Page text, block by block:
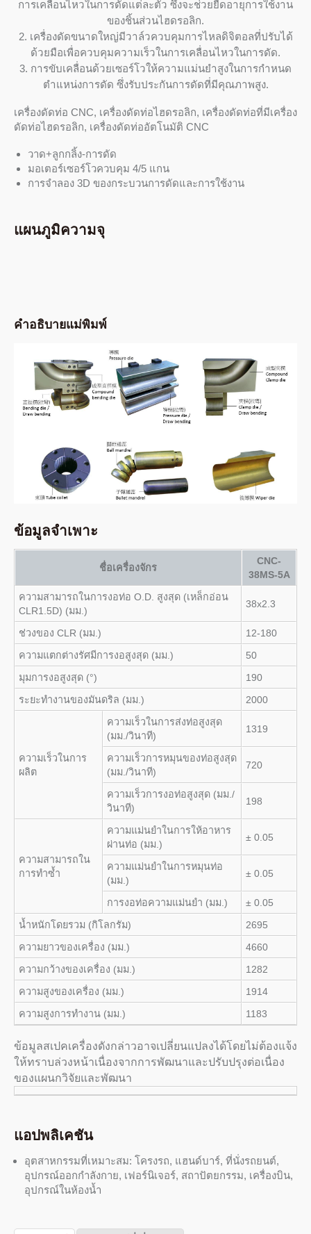
การเคลื่อนไหวในการดัดแต่ละตัว ซึ่งจะช่วยยืดอายุการใช้งาน
ของชิ้นส่วนไฮดรอลิก.
2. เครื่องดัดขนาดใหญ่มีวาล์วควบคุมการไหลดิจิตอลที่ปรับได้
ด้วยมือเพื่อควบคุมความเร็วในการเคลื่อนไหวในการดัด.
3. การขับเคลื่อนด้วยเซอร์โวให้ความแม่นยำสูงในการกำหนด
ตำแหน่งการดัด ซึ่งรับประกันการดัดที่มีคุณภาพสูง.
เครื่องดัดท่อ CNC, เครื่องดัดท่อไฮดรอลิก, เครื่องดัดท่อที่มีเครื่อง
ดัดท่อไฮดรอลิก, เครื่องดัดท่ออัตโนมัติ CNC
วาด+ลูกกลิ้ง-การดัด
มอเตอร์เซอร์โวควบคุม 4/5 แกน
การจำลอง 3D ของกระบวนการดัดและการใช้งาน
แผนภูมิความจุ
คำอธิบายแม่พิมพ์
ข้อมูลจำเพาะ
ชื่อเครื่องจักร
CNC-
38MS-5A
ความสามารถในการงอท่อ O.D. สูงสุด (เหล็กอ่อน
CLR1.5D) (มม.)
38x2.3
ช่วงของ CLR (มม.)
12-180
ความแตกต่างรัศมีการงอสูงสุด (มม.)
50
มุมการงอสูงสุด (°)
190
ระยะทำงานของมันดริล (มม.)
2000
ความเร็วในการ
ผลิต
ความเร็วในการส่งท่อสูงสุด
(มม./วินาที)
1319
ความเร็วการหมุนของท่อสูงสุด
(มม./วินาที)
720
ความเร็วการงอท่อสูงสุด (มม./
วินาที)
198
ความสามารถใน
การทำซ้ำ
ความแม่นยำในการให้อาหาร
ผ่านท่อ (มม.)
± 0.05
ความแม่นยำในการหมุนท่อ
(มม.)
± 0.05
การงอท่อความแม่นยำ (มม.)
± 0.05
น้ำหนักโดยรวม (กิโลกรัม)
2695
ความยาวของเครื่อง (มม.)
4660
ความกว้างของเครื่อง (มม.)
1282
ความสูงของเครื่อง (มม.)
1914
ความสูงการทำงาน (มม.)
1183
ข้อมูลสเปคเครื่องดังกล่าวอาจเปลี่ยนแปลงได้โดยไม่ต้องแจ้ง
ให้ทราบล่วงหน้าเนื่องจากการพัฒนาและปรับปรุงต่อเนื่อง
ของแผนกวิจัยและพัฒนา
แอปพลิเคชัน
อุตสาหกรรมที่เหมาะสม: โครงรถ, แฮนด์บาร์, ที่นั่งรถยนต์,
อุปกรณ์ออกกำลังกาย, เฟอร์นิเจอร์, สถาปัตยกรรม, เครื่องบิน,
อุปกรณ์ในห้องน้ำ